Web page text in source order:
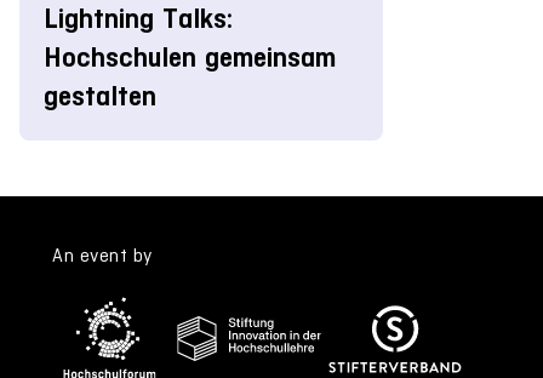
Lightning Talks:
Hochschulen gemeinsam
gestalten
An event by